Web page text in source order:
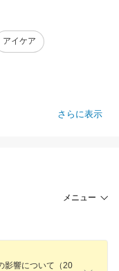
アイケア
さらに表示
メニュー
影響について（20